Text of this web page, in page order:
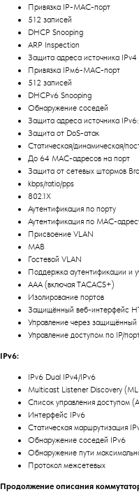
Привязка IP-MAC-порт
512 записей
DHCP Snooping
ARP Inspection
Защита адреса источника IPv4
Привязка IPм6-MAC-порт
512 записей
DHCPv6 Snooping
Обнаружение соседей
Защита адреса источника
Защита от DoS-атак
Статическая/динамическая/
До 64 MAC-адресов на порт
Защита от сетевых штормов
kbps/ratio/pps
802.1X
Аутентификация по порту
Аутентификация по MAC-
Присвоение VLAN
MAB
Гостевой VLAN
Поддержка аутентификации и
AAA (включая TACACS+)
Изолирование портов
Защищённый веб-интерфейс
Управление через защищённый
Управление доступом по IP/
IPv6:
IPv6 Dual IPv4/IPv6
Multicast Listener Discovery
Список управления доступом
Интерфейс IPv6
Статическая маршрутизация
Обнаружение соседей IPv6
Обнаружение пути
Протокол межсетевых
Продолжение описания